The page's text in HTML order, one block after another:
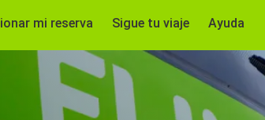
mi reserva Sigue tu viaje Ayuda